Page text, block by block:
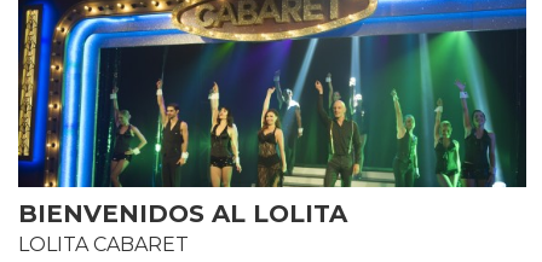
BIENVENIDOS AL LOLITA
LOLITA CABARET